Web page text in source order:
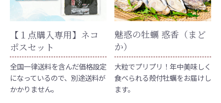
【１点購入専用】ネコ
ポスセット
全国一律送料を含んだ価格設定
になっているので、別途送料が
かかりません。
魅惑の牡蠣 惑香（まど
か）
大粒でプリプリ！年中美味しく
食べられる殻付牡蠣をお届けし
ます。